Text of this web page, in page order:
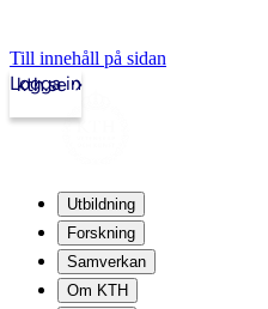
Till innehåll på sidan
kth.se
Logga in
Utbildning
Forskning
Samverkan
Om KTH